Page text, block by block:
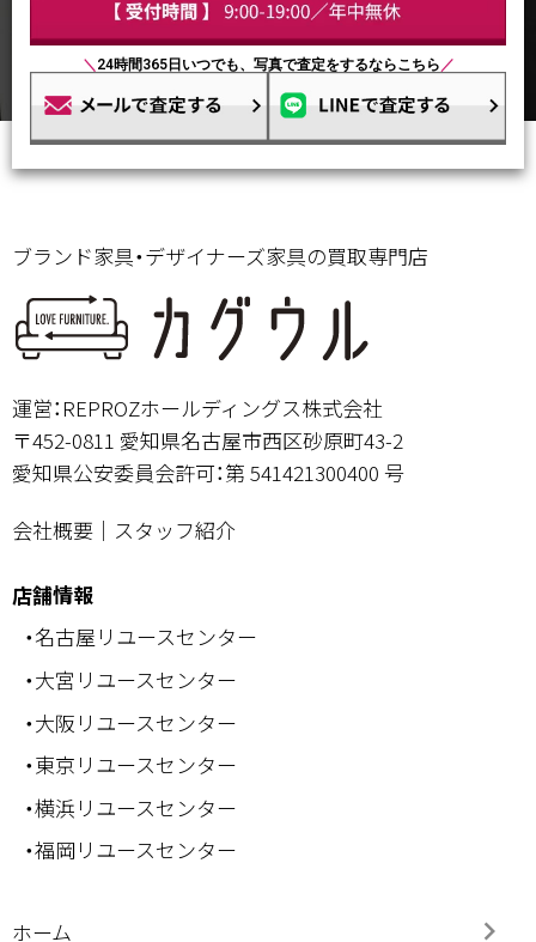
＼ 24時間365日いつでも、写真で査定をするならこちら ／
ブランド家具・デザイナーズ家具の買取専門店
運営：REPROZホールディングス株式会社
〒452-0811 愛知県名古屋市西区砂原町43-2
愛知県公安委員会許可：第 541421300400 号
会社概要 ｜ スタッフ紹介
店舗情報
・名古屋リユースセンター
・大宮リユースセンター
・大阪リユースセンター
・東京リユースセンター
・横浜リユースセンター
・福岡リユースセンター
ホーム keyboard_arrow_right